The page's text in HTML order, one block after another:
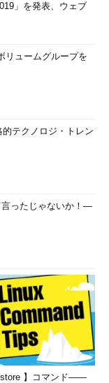
」を発表、ウェブ
リュームグループを
テクノロジ・トレン
言ったじゃないか！―
】コマンド――